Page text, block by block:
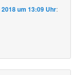
um 13:09 Uhr: